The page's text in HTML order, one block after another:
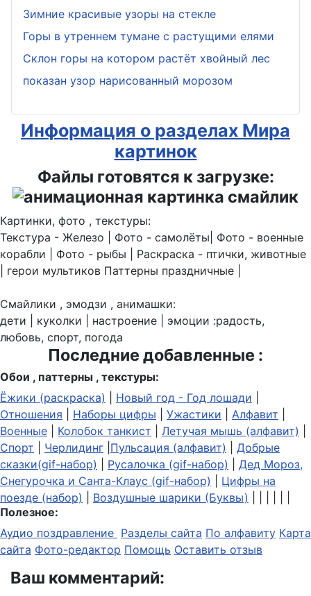
Зимние красивые узоры на стекле
Горы в утреннем тумане с растущими елями
Склон горы на котором растёт хвойный лес
показан узор нарисованный морозом
Информация о разделах Мира
картинок
Файлы готовятся к загрузке:
Картинки, фото , текстуры:
Текстура - Железо | Фото - самолёты| Фото - военные
корабли | Фото - рыбы | Раскраска - птички, животные
| герои мультиков Паттерны праздничные |
Смайлики , эмодзи , анимашки:
дети | куколки | настроение | эмоции :радость,
любовь, спорт, погода
Последние добавленные :
Обои , паттерны , текстуры:
Ёжики (раскраска)
Новый год - Год лошади
Отношения
Наборы цифры Ужастики Алфавит
Военные
Колобок танкист Летучая мышь (алфавит)
Спорт
Черлидинг Пульсация (алфавит)
Добрые
сказки(gif-набор)
Русалочка (gif-набор)
Дед Мороз,
Снегурочка и Санта-Клаус (gif-набор)
Цифры на
поезде (набор)
Воздушные шарики (Буквы)
Полезное:
Аудио поздравление Разделы сайта По алфавиту Карта
сайта Фото-редактор Помощь Оставить отзыв
Ваш комментарий: